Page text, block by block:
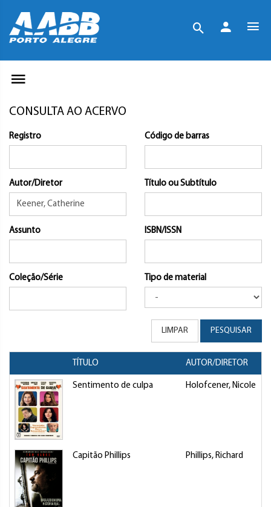
CONSULTA AO ACERVO
Registro Código de barras
Autor/Diretor Título ou Subtítulo
Assunto ISBN/ISSN
Coleção/Série Tipo de material
LIMPAR PESQUISAR
TÍTULO AUTOR/DIRETOR
Sentimento de culpa Holofcener, Nicole
Capitão Phillips Phillips, Richard